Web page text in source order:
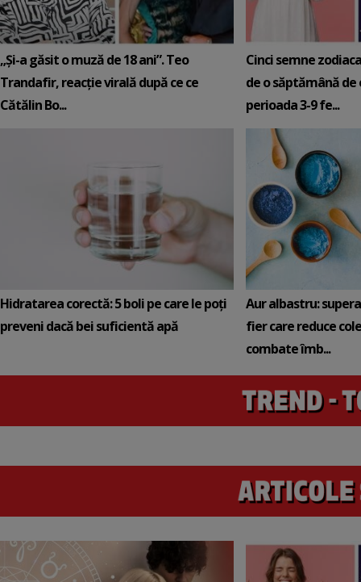
„Și-a găsit o muză de 18 ani”. Teo
Trandafir, reacție virală după ce ce
Cătălin Bo...
Cinci semne
de o săptămână de
perioada 3-9 fe...
Hidratarea corectă: 5 boli pe care le poți
preveni dacă bei suficientă apă
Aur albastru:
fier care reduce
combate îmb...